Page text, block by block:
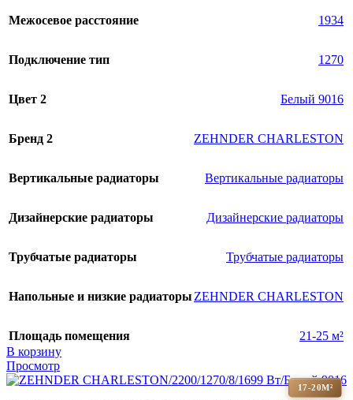
Межосевое расстояние 1934
Подключение тип 1270
Цвет 2 Белый 9016
Бренд 2 ZEHNDER CHARLESTON
Вертикальные радиаторы Вертикальные радиаторы
Дизайнерские радиаторы Дизайнерские радиаторы
Трубчатые радиаторы Трубчатые радиаторы
Напольные и низкие радиаторы ZEHNDER CHARLESTON
Площадь помещения
21-25 м²
В корзину
Просмотр
17-20М²